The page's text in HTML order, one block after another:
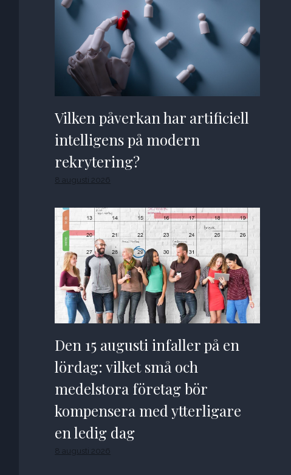
Vilken påverkan har artificiell
intelligens på modern
rekrytering?
8 augusti 2026
Den 15 augusti infaller på en
lördag: vilket små och
medelstora företag bör
kompensera med ytterligare
en ledig dag
8 augusti 2026